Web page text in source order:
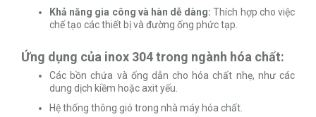
Khả năng gia công và hàn dễ dàng: Thích hợp cho việc
chế tạo các thiết bị và đường ống phức tạp.
Ứng dụng của inox 304 trong ngành hóa chất:
Các bồn chứa và ống dẫn cho hóa chất nhẹ, như các
dung dịch kiềm hoặc axit yếu.
Hệ thống thông gió trong nhà máy hóa chất.